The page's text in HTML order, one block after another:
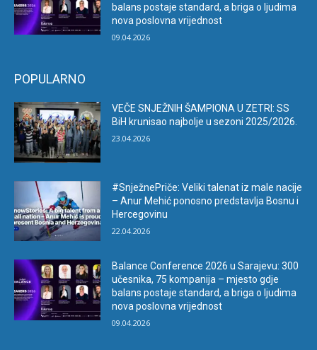
balans postaje standard, a briga o ljudima
nova poslovna vrijednost
09.04.2026
POPULARNO
VEČE SNJEŽNIH ŠAMPIONA U ZETRI: SS
BiH krunisao najbolje u sezoni 2025/2026.
23.04.2026
#SnježnePriče: Veliki talenat iz male nacije
– Anur Mehić ponosno predstavlja Bosnu i
Hercegovinu
22.04.2026
Balance Conference 2026 u Sarajevu: 300
učesnika, 75 kompanija – mjesto gdje
balans postaje standard, a briga o ljudima
nova poslovna vrijednost
09.04.2026